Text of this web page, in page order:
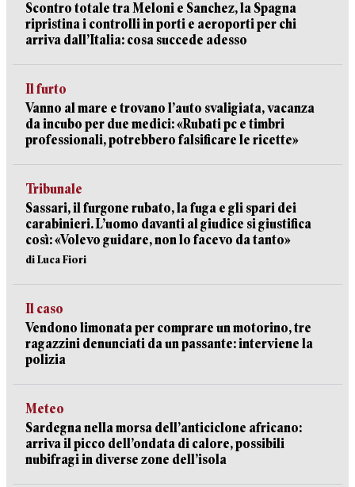
Scontro totale tra Meloni e Sanchez, la Spagna
ripristina i controlli in porti e aeroporti per chi
arriva dall’Italia: cosa succede adesso
Il furto
Vanno al mare e trovano l’auto svaligiata, vacanza
da incubo per due medici: «Rubati pc e timbri
professionali, potrebbero falsificare le ricette»
Tribunale
Sassari, il furgone rubato, la fuga e gli spari dei
carabinieri. L’uomo davanti al giudice si giustifica
così: «Volevo guidare, non lo facevo da tanto»
di Luca Fiori
Il caso
Vendono limonata per comprare un motorino, tre
ragazzini denunciati da un passante: interviene la
polizia
Meteo
Sardegna nella morsa dell’anticiclone africano:
arriva il picco dell’ondata di calore, possibili
nubifragi in diverse zone dell’isola